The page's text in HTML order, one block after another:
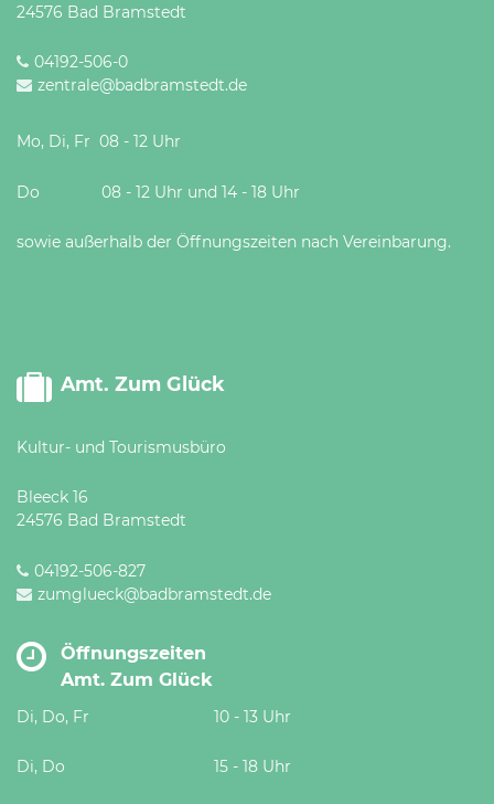
24576 Bad Bramstedt
04192-506-0
zentrale@badbramstedt.de
Mo, Di, Fr 08 - 12 Uhr
Do 08 - 12 Uhr und 14 - 18 Uhr
sowie außerhalb der Öffnungszeiten nach Vereinbarung.
Amt. Zum Glück
Kultur- und Tourismusbüro
Bleeck 16
24576 Bad Bramstedt
04192-506-827
zumglueck@badbramstedt.de
Öffnungszeiten
Amt. Zum Glück
Di, Do, Fr 10 - 13 Uhr
Di, Do 15 - 18 Uhr